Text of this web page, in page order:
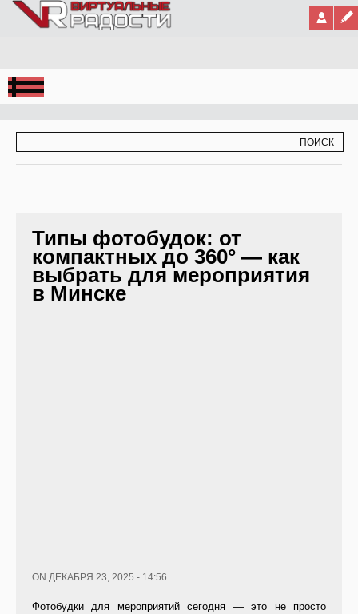
Jump to Navigation
Типы фотобудок: от
компактных до 360° — как
выбрать для мероприятия
в Минске
ON ДЕКАБРЯ 23, 2025 - 14:56
Фотобудки для мероприятий сегодня — это не просто